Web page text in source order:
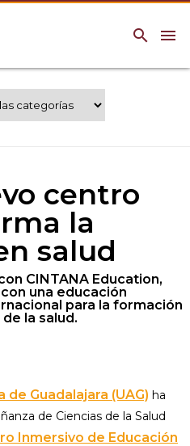
menu
search
UAG
centro
la
salud
CINTANA Education,
una educación
para la formación
la salud.
Guadalajara (UAG) ha
de Ciencias de la Salud
Inmersivo de Educación